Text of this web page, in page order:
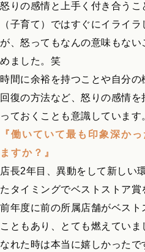
怒りの感情と上手く付き合うこ
（子育て）ではすぐにイライ
が、怒ってもなんの意味もな
めました。笑
時間に余裕を持つことや自分
回復の方法など、怒りの感情
っておくことも意識していま
『働いていて最も印象深か
ますか？』
店長2年目、異動をして新しい
たタイミングでベストストア賞
前年度に前の所属店舗がベスト
こともあり、とても燃えてい
なれた時は本当に嬉しかったで